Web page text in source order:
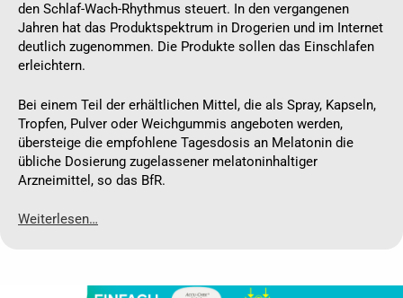
den Schlaf-Wach-Rhythmus steuert. In den vergangenen
Jahren hat das Produktspektrum in Drogerien und im Internet
deutlich zugenommen. Die Produkte sollen das Einschlafen
erleichtern.
Bei einem Teil der erhältlichen Mittel, die als Spray, Kapseln,
Tropfen, Pulver oder Weichgummis angeboten werden,
übersteige die empfohlene Tagesdosis an Melatonin die
übliche Dosierung zugelassener melatoninhaltiger
Arzneimittel, so das BfR.
Weiterlesen…